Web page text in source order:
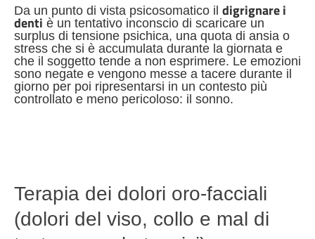
Da un punto di vista psicosomatico il digrignare i
denti è un tentativo inconscio di scaricare un
surplus di tensione psichica, una quota di ansia o
stress che si è accumulata durante la giornata e
che il soggetto tende a non esprimere. Le emozioni
sono negate e vengono messe a tacere durante il
giorno per poi ripresentarsi in un contesto più
controllato e meno pericoloso: il sonno.
Terapia dei dolori oro-facciali
(dolori del viso, collo e mal di